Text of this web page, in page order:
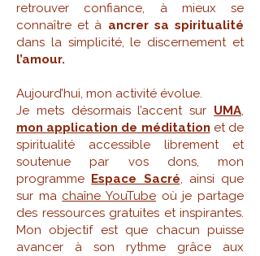
retrouver confiance, à mieux se
connaître et à ancrer sa spiritualité
dans la simplicité, le discernement et
l’amour.
Aujourd’hui, mon activité évolue.
Je mets désormais l’accent sur UMA,
mon application de méditation et de
spiritualité accessible librement et
soutenue par vos dons, mon
programme
Espace Sacré, ainsi que
sur ma chaîne YouTube où je partage
des ressources gratuites et inspirantes.
Mon objectif est que chacun puisse
avancer à son rythme grâce aux